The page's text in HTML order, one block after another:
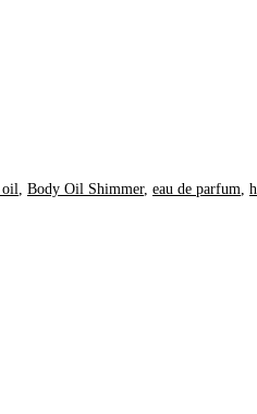
oil, Body Oil Shimmer, eau de parfum,